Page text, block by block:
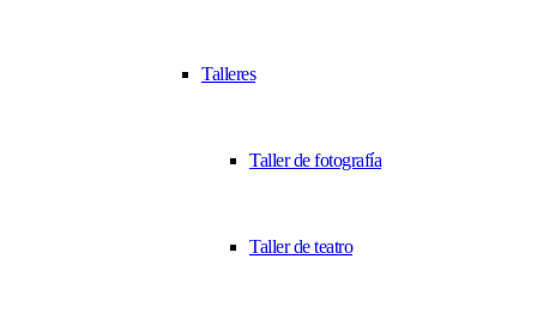
Talleres
Taller de fotografía
Taller de teatro